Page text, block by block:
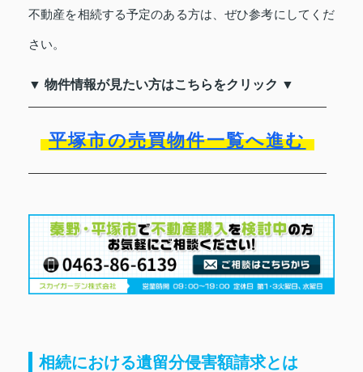
不動産を相続する予定のある方は、ぜひ参考にしてくだ
さい。
▼ 物件情報が見たい方はこちらをクリック ▼
平塚市の売買物件一覧へ進む
相続における遺留分侵害額請求とは